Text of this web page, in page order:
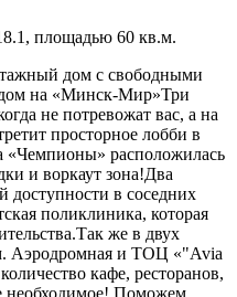
площадью 60 кв.м.
дом с свободными
на «Минск-Мир»Три
не потревожат вас, а на
просторное лобби в
«Чемпионы» расположилась
и воркаут зона!Два
доступности в соседних
поликлиника, которая
же в двух
Аэродромная и ТОЦ «"Avia
кафе, ресторанов,
необходимое! Поможем